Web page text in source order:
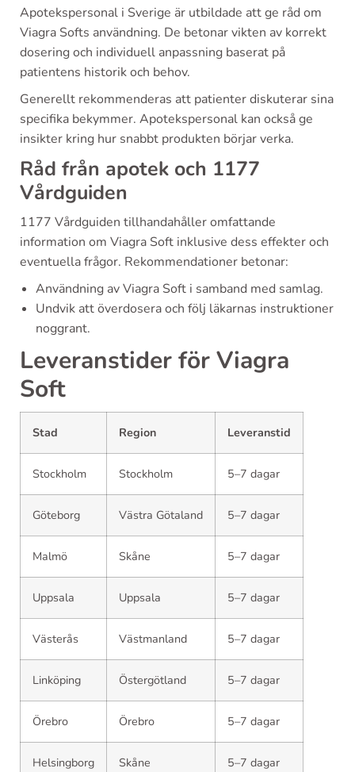
Apotekspersonal i Sverige är utbildade att ge råd om
Viagra Softs användning. De betonar vikten av korrekt
dosering och individuell anpassning baserat på
patientens historik och behov.
Generellt rekommenderas att patienter diskuterar sina
specifika bekymmer. Apotekspersonal kan också ge
insikter kring hur snabbt produkten börjar verka.
Råd från apotek och 1177
Vårdguiden
1177 Vårdguiden tillhandahåller omfattande
information om Viagra Soft inklusive dess effekter och
eventuella frågor. Rekommendationer betonar:
Användning av Viagra Soft i samband med samlag.
Undvik att överdosera och följ läkarnas instruktioner
noggrant.
Leveranstider för Viagra
Soft
Stad Region Leveranstid
Stockholm Stockholm 5–7 dagar
Göteborg Västra Götaland 5–7 dagar
Malmö Skåne 5–7 dagar
Uppsala Uppsala 5–7 dagar
Västerås Västmanland 5–7 dagar
Linköping Östergötland 5–7 dagar
Örebro Örebro 5–7 dagar
Helsingborg Skåne 5–7 dagar